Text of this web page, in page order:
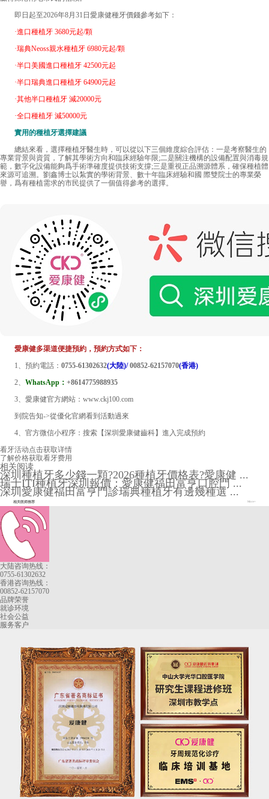
即日起至2026年8月31日愛康健種牙價錢參考如下：
·進口種植牙 3680元起/顆
·瑞典Neoss親水種植牙 6980元起/顆
·半口美國進口種植牙 42500元起
·半口瑞典進口種植牙 64900元起
·其他半口種植牙 減20000元
·全口種植牙 減50000元
實用的種植牙選擇建議
總結來看，選擇種植牙醫生時，可以從以下三個維度綜合評估：一是考察醫生的
專業背景與資質，了解其學術方向和臨床經驗年限;二是關注機構的設備配置與消毒規
範，數字化設備能夠爲手術準確度提供技術支撐;三是重視正品溯源體系，確保種植體
來源可追溯。劉鑫博士以紮實的學術背景、數十年臨床經驗和國 際雙院士的專業榮
譽，爲有種植需求的市民提供了一個值得參考的選擇。
愛康健多渠道便捷預約，預約方式如下：
1、預約電話： 0755-61302632(大陸)/00852-62157070(香港)
2、 WhatsApp： +8614775988935
3、愛康健官方網站：www.ckj100.com
到院告知->從優化官網看到活動過來
4、官方微信小程序：搜索【深圳愛康健齒科】進入完成預約
看牙活动点击获取详情
了解价格获取看牙费用
相关阅读
深圳種植牙多少錢一顆?2026種植牙價格表?愛康健 ...
瑞士ITI種植牙深圳報價：愛康健福田富亨口腔門 ...
深圳愛康健福田富亨門診瑞典種植牙有邊幾種選 ...
相关医师推荐 More+
大陆咨询热线：
0755-61302632
香港咨询热线：
00852-62157070
品牌荣誉
就诊环境
社会公益
服务客户